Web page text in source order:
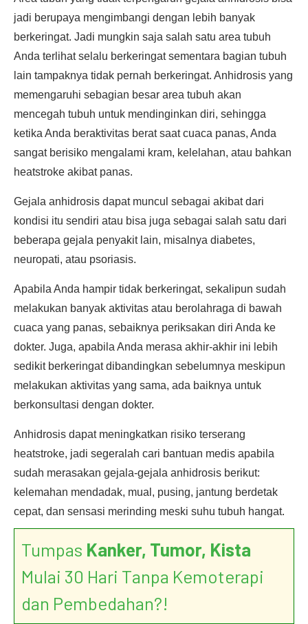
jadi berupaya mengimbangi dengan lebih banyak
berkeringat. Jadi mungkin saja salah satu area tubuh
Anda terlihat selalu berkeringat sementara bagian tubuh
lain tampaknya tidak pernah berkeringat. Anhidrosis yang
memengaruhi sebagian besar area tubuh akan
mencegah tubuh untuk mendinginkan diri, sehingga
ketika Anda beraktivitas berat saat cuaca panas, Anda
sangat berisiko mengalami kram, kelelahan, atau bahkan
heatstroke akibat panas.
Gejala anhidrosis dapat muncul sebagai akibat dari
kondisi itu sendiri atau bisa juga sebagai salah satu dari
beberapa gejala penyakit lain, misalnya diabetes,
neuropati, atau psoriasis.
Apabila Anda hampir tidak berkeringat, sekalipun sudah
melakukan banyak aktivitas atau berolahraga di bawah
cuaca yang panas, sebaiknya periksakan diri Anda ke
dokter. Juga, apabila Anda merasa akhir-akhir ini lebih
sedikit berkeringat dibandingkan sebelumnya meskipun
melakukan aktivitas yang sama, ada baiknya untuk
berkonsultasi dengan dokter.
Anhidrosis dapat meningkatkan risiko terserang
heatstroke, jadi segeralah cari bantuan medis apabila
sudah merasakan gejala-gejala anhidrosis berikut:
kelemahan mendadak, mual, pusing, jantung berdetak
cepat, dan sensasi merinding meski suhu tubuh hangat.
Tumpas Kanker, Tumor, Kista
Mulai 30 Hari Tanpa Kemoterapi
dan Pembedahan?!